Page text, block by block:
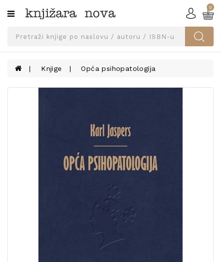
Kategorije
SVEUČILIŠNA
UDŽBENICI
KNJIGE
0
Knjige Opća psihopatologija